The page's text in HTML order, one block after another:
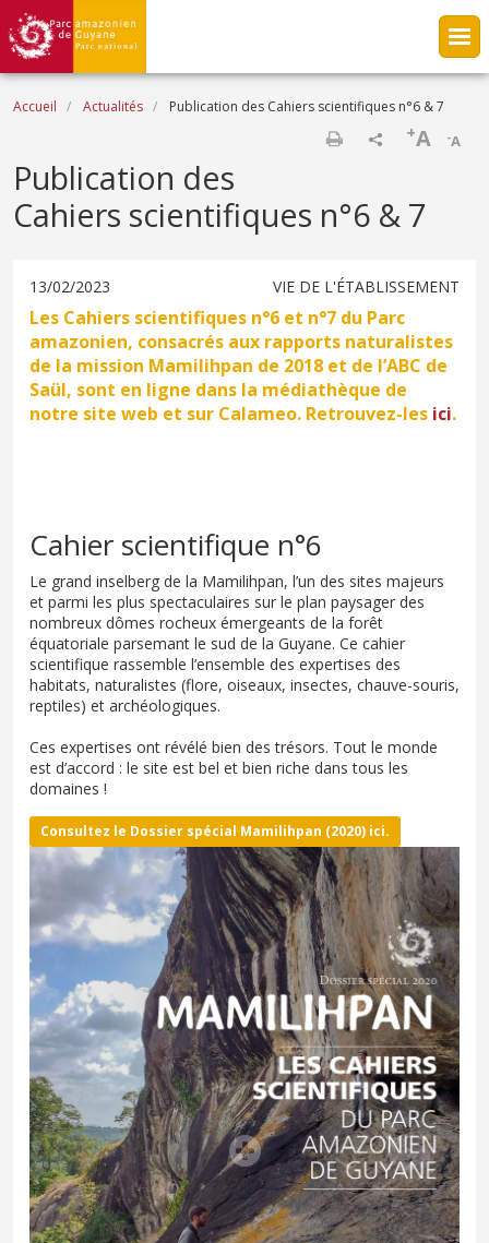
Aller au contenu principal
Fil d'Ariane
Accueil Actualités Publication des Cahiers scientifiques n°6 & 7
-A
+A
Publication des
Cahiers scientifiques n°6 & 7
13/02/2023 VIE DE L'ÉTABLISSEMENT
Les Cahiers scientifiques n°6 et n°7 du Parc
amazonien, consacrés aux rapports naturalistes
de la mission Mamilihpan de 2018 et de l’ABC de
Saül, sont en ligne dans la médiathèque de
notre site web et sur Calameo. Retrouvez-les ici.
Cahier scientifique n°6
Le grand inselberg de la Mamilihpan, l’un des sites majeurs
et parmi les plus spectaculaires sur le plan paysager des
nombreux dômes rocheux émergeants de la forêt
équatoriale parsemant le sud de la Guyane. Ce cahier
scientifique rassemble l’ensemble des expertises des
habitats, naturalistes (flore, oiseaux, insectes, chauve-souris,
reptiles) et archéologiques.
Ces expertises ont révélé bien des trésors. Tout le monde
est d’accord : le site est bel et bien riche dans tous les
domaines !
Consultez le Dossier spécial Mamilihpan (2020) ici.